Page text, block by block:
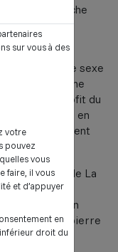
sur vous à des
votre
pouvez
vous
faire, il vous
et d’appuyer
en
droit du
Thiérache
et Oise
d’âge, de sexe
d’une
projets au profit du
à la mise en
fonctionnement
dynamique de La
collectivité
installée en fin
sa pierre